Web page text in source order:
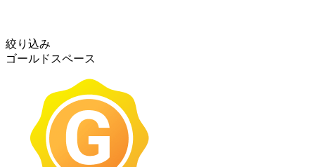
絞り込み
ゴールドスペース